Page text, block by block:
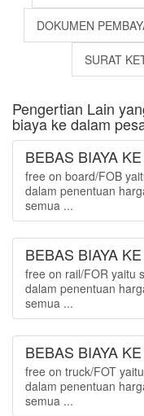
DOKUMEN
SURAT
Pengertian Lain
biaya ke dalam
BEBAS BIAYA
free on board/FOB
dalam penentuan
semua ...
BEBAS BIAYA
free on rail/FOR yaitu
dalam penentuan
semua ...
BEBAS BIAYA
free on truck/FOT
dalam penentuan
semua ...